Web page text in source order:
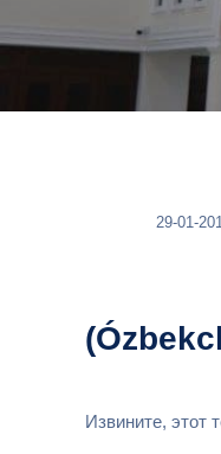
29-01-
Извините, этот